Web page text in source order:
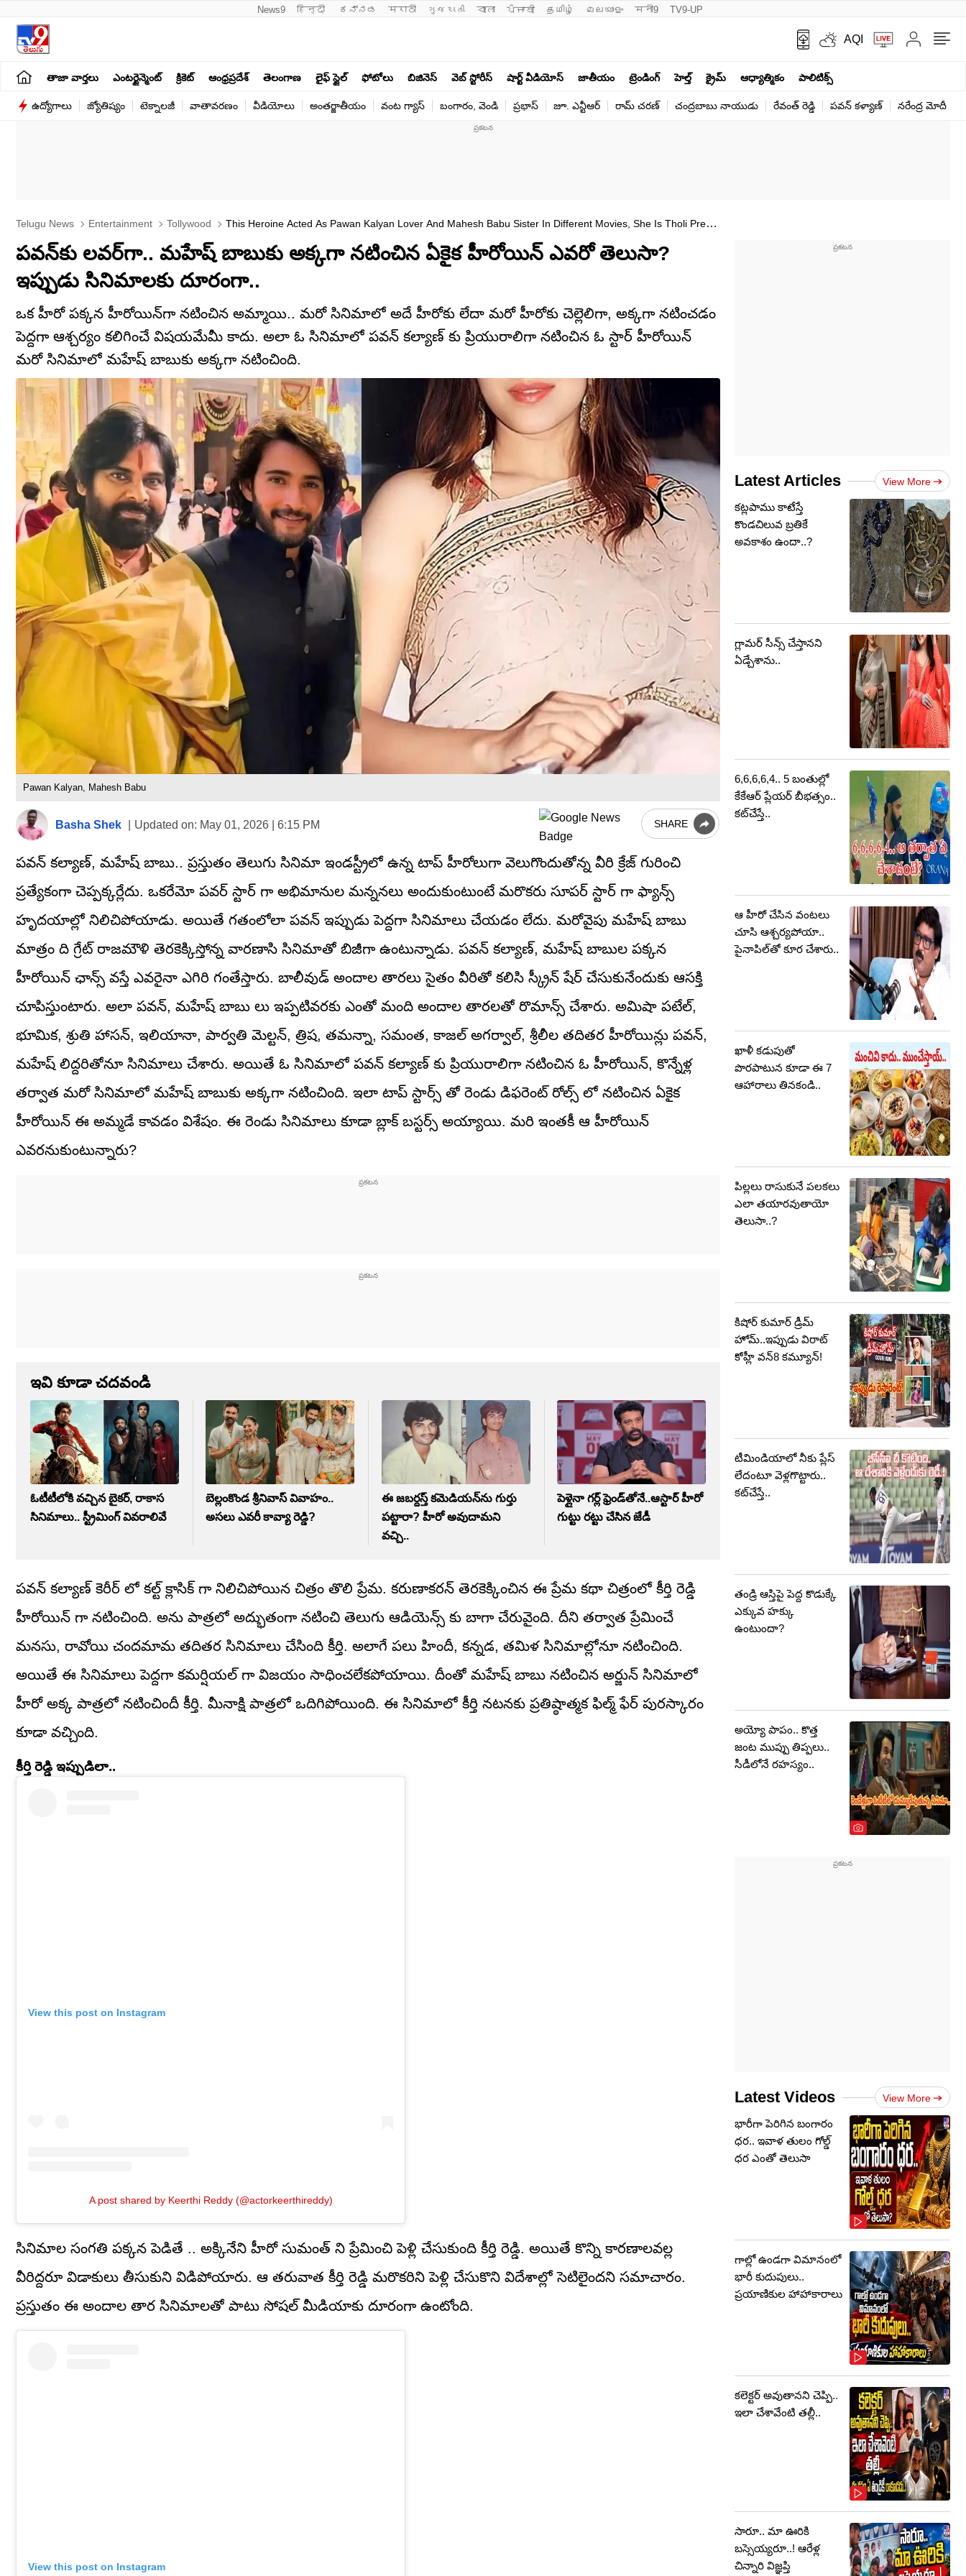
News9 हिन्दी ಕನ್ನಡ मराठी ગુજરાતી বাংলা ਪੰਜਾਬੀ தமிழ் മലയാളം मनी9 TV9-UP
AQI
తాజా వార్తలు ఎంటర్టైన్మెంట్ క్రికెట్ ఆంధ్రప్రదేశ్ తెలంగాణ లైఫ్ స్టైల్ ఫోటోలు బిజినెస్ వెబ్ స్టోరీస్ షార్ట్ వీడియోస్ జాతీయం ట్రెండింగ్ హెల్త్‌ క్రైమ్ ఆధ్యాత్మికం పాలిటిక్స్‌
ఉద్యోగాలు జ్యోతిష్యం టెక్నాలజీ వాతావరణం వీడియోలు అంతర్జాతీయం వంట గ్యాస్ బంగారం, వెండి ప్రభాస్ జూ. ఎన్టీఆర్ రామ్ చ‌ర‌ణ్‌ చంద్రబాబు నాయుడు రేవంత్ రెడ్డి పవన్ కళ్యాణ్ నరేంద్ర మోదీ
Telugu News Entertainment Tollywood
This Heroine Acted As Pawan Kalyan Lover And Mahesh Babu Sister In Different Movies, She Is Tholi Prema
Fame Keerthi Reddy
పవన్‌కు లవర్‌గా.. మహేష్ బాబుకు అక్కగా నటించిన ఏకైక హీరోయిన్ ఎవరో తెలుసా?
ఇప్పుడు సినిమాలకు దూరంగా..
ఒక హీరో పక్కన హీరోయిన్‌గా నటించిన అమ్మాయి.. మరో సినిమాలో అదే హీరోకు లేదా మరో హీరోకు చెల్లెలిగా, అక్కగా నటించడం
పెద్దగా ఆశ్చర్యం కలిగించే విషయమేమీ కాదు. అలా ఓ సినిమాలో పవన్ కల్యాణ్ కు ప్రియురాలిగా నటించిన ఓ స్టార్ హీరోయిన్
మరో సినిమాలో మహేష్ బాబుకు అక్కగా నటించింది.
Pawan Kalyan, Mahesh Babu
Basha Shek Updated on: May 01, 2026 | 6:15 PM SHARE
పవన్ కల్యాణ్, మహేష్ బాబు.. ప్రస్తుతం తెలుగు సినిమా ఇండస్ట్రీలో ఉన్న టాప్ హీరోలుగా వెలుగొందుతోన్న వీరి క్రేజ్ గురించి
ప్రత్యేకంగా చెప్పక్కర్లేదు. ఒకరేమో పవర్ స్టార్ గా అభిమానుల మన్ననలు అందుకుంటుంటే మరొకరు సూపర్ స్టార్ గా ఫ్యాన్స్
హృదయాల్లో నిలిచిపోయాడు. అయితే గతంలోలా పవన్ ఇప్పుడు పెద్దగా సినిమాలు చేయడం లేదు. మరోవైపు మహేష్ బాబు
మాత్రం ది గ్రేట్ రాజమౌళి తెరకెక్కిస్తోన్న వారణాసి సినిమాతో బిజీగా ఉంటున్నాడు. పవన్ కల్యాణ్, మహేష్ బాబుల పక్కన
హీరోయిన్ ఛాన్స్ వస్తే ఎవరైనా ఎగిరి గంతేస్తారు. బాలీవుడ్ అందాల తారలు సైతం వీరితో కలిసి స్క్రీన్ షేర్ చేసుకునేందుకు ఆసక్తి
చూపిస్తుంటారు. అలా పవన్, మహేష్ బాబు లు ఇప్పటివరకు ఎంతో మంది అందాల తారలతో రొమాన్స్ చేశారు. అమిషా పటేల్,
భూమిక, శ్రుతి హాసన్, ఇలియానా, పార్వతి మెల్టన్, త్రిష, తమన్నా, సమంత, కాజల్ అగర్వాల్, శ్రీలీల తదితర హీరోయిన్లు పవన్,
మహేష్ లిద్దరితోనూ సినిమాలు చేశారు. అయితే ఓ సినిమాలో పవన్ కల్యాణ్ కు ప్రియురాలిగా నటించిన ఓ హీరోయిన్, కొన్నేళ్ల
తర్వాత మరో సినిమాలో మహేష్ బాబుకు అక్కగా నటించింది. ఇలా టాప్ స్టార్స్ తో రెండు డిఫరెంట్ రోల్స్ లో నటించిన ఏకైక
హీరోయిన్ ఈ అమ్మడే కావడం విశేషం. ఈ రెండు సినిమాలు కూడా బ్లాక్ బస్టర్స్ అయ్యాయి. మరి ఇంతకీ ఆ హీరోయిన్
ఎవరనుకుంటున్నారు?
ఇవి కూడా చదవండి
ఓటీటీలోకి వచ్చిన బైకర్, రాకాస
సినిమాలు.. స్ట్రీమింగ్ వివరాలివే
బెల్లంకొండ శ్రీనివాస్ వివాహం..
అసలు ఎవరీ కావ్యా రెడ్డి?
ఈ జబర్దస్త్ కమెడియన్‌ను గుర్తు
పట్టారా? హీరో అవుదామని
వచ్చి..
పెళ్లైనా గర్ల్ ఫ్రెండ్‌తోనే..ఆస్టార్ హీరో
గుట్టు రట్టు చేసిన జేడీ
పవన్ కల్యాణ్ కెరీర్ లో కల్ట్ క్లాసిక్ గా నిలిచిపోయిన చిత్రం తొలి ప్రేమ. కరుణాకరన్ తెరకెక్కించిన ఈ ప్రేమ కథా చిత్రంలో కీర్తి రెడ్డి
హీరోయిన్ గా నటించింది. అను పాత్రలో అద్భుతంగా నటించి తెలుగు ఆడియెన్స్ కు బాగా చేరువైంది. దీని తర్వాత ప్రేమించే
మనసు, రావోయి చందమామ తదితర సినిమాలు చేసింది కీర్తి. అలాగే పలు హిందీ, కన్నడ, తమిళ సినిమాల్లోనూ నటించింది.
అయితే ఈ సినిమాలు పెద్దగా కమర్షియల్ గా విజయం సాధించలేకపోయాయి. దీంతో మహేష్ బాబు నటించిన అర్జున్ సినిమాలో
హీరో అక్క పాత్రలో నటించిందీ కీర్తి. మీనాక్షి పాత్రలో ఒదిగిపోయింది. ఈ సినిమాలో కీర్తి నటనకు ప్రతిష్ఠాత్మక ఫిల్మ్ ఫేర్ పురస్కారం
కూడా వచ్చింది.
కీర్తి రెడ్డి ఇప్పుడిలా..
View this post on Instagram
A post shared by Keerthi Reddy (@actorkeerthireddy)
సినిమాల సంగతి పక్కన పెడితే .. అక్కినేని హీరో సుమంత్ ని ప్రేమించి పెళ్లి చేసుకుంది కీర్తి రెడ్డి. అయితే కొన్ని కారణాలవల్ల
వీరిద్దరూ విడాకులు తీసుకుని విడిపోయారు. ఆ తరువాత కీర్తి రెడ్డి మరొకరిని పెళ్లి చేసుకొని విదేశాల్లో సెటిలైందని సమాచారం.
ప్రస్తుతం ఈ అందాల తార సినిమాలతో పాటు సోషల్ మీడియాకు దూరంగా ఉంటోంది.
View this post on Instagram
Latest Articles View More
కట్లపాము కాటేస్తే
కొండచిలువ బ్రతికే
అవకాశం ఉందా..?
గ్లామర్ సీన్స్ చేస్తానని
ఏడ్చేశాను..
6,6,6,6,4.. 5 బంతుల్లో
కేకేఆర్ ప్లేయర్ బీభత్సం..
కట్‌చేస్తే..
ఆ హీరో చేసిన వంటలు
చూసి ఆశ్చర్యపోయా..
పైనాపిల్‏తో కూర చేశారు..
ఖాళీ కడుపుతో
పొరపాటున కూడా ఈ 7
ఆహారాలు తినకండి..
పిల్లలు రాసుకునే పలకలు
ఎలా తయారవుతాయో
తెలుసా..?
కిషోర్ కుమార్ డ్రీమ్
హోమ్..ఇప్పుడు విరాట్
కోహ్లీ వన్8 కమ్యూన్!
టీమిండియాలో నీకు ప్లేస్
లేదంటూ వెళ్లగొట్టారు..
కట్‌చేస్తే..
తండ్రి ఆస్తిపై పెద్ద కొడుక్కే
ఎక్కువ హక్కు
ఉంటుందా?
అయ్యో పాపం.. కొత్త
జంట ముప్పు తిప్పలు..
సీడీలోనే రహస్యం..
Latest Videos View More
భారీగా పెరిగిన బంగారం
ధర.. ఇవాళ తులం గోల్డ్‌
ధర ఎంతో తెలుసా
గాల్లో ఉండగా విమానంలో
భారీ కుదుపులు..
ప్రయాణికుల హాహాకారాలు
కలెక్టర్‌ అవుతానని చెప్పి..
ఇలా చేశావేంటి తల్లీ..
సారూ.. మా ఊరికి
బస్సెయ్యరూ..! ఆరేళ్ల
చిన్నారి విజ్ఞప్తి